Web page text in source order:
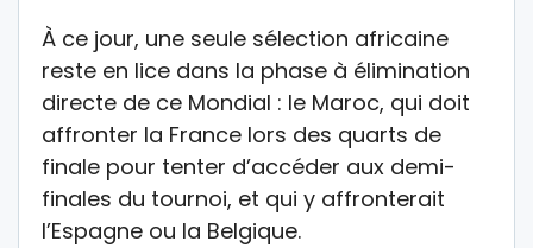
À ce jour, une seule sélection africaine
reste en lice dans la phase à élimination
directe de ce Mondial : le Maroc, qui doit
affronter la France lors des quarts de
finale pour tenter d’accéder aux demi-
finales du tournoi, et qui y affronterait
l’Espagne ou la Belgique.